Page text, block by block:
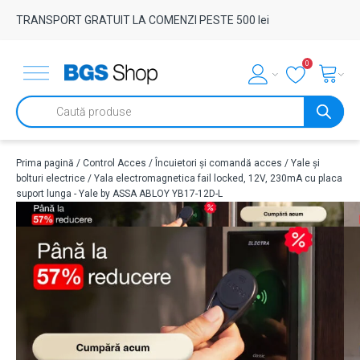
TRANSPORT GRATUIT LA COMENZI PESTE 500 lei
0
Products
search
Prima pagină / Control Acces / Încuietori și comandă acces / Yale și
bolturi electrice / Yala electromagnetica fail locked, 12V, 230mA cu placa
suport lunga - Yale by ASSA ABLOY YB17-12D-L